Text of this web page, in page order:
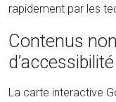
rapidement par les
Contenus
d’accessibilité
La carte interactive